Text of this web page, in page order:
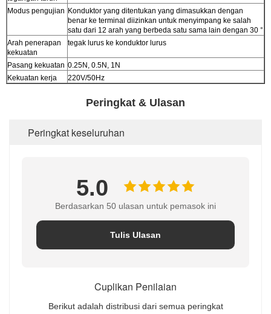
Modus pengujian Konduktor yang ditentukan yang dimasukkan dengan
benar ke terminal diizinkan untuk menyimpang ke salah
satu dari 12 arah yang berbeda satu sama lain dengan 30 °
Arah penerapan
kekuatan
tegak lurus ke konduktor lurus
Pasang kekuatan 0.25N, 0.5N, 1N
Kekuatan kerja
220V/50Hz
Peringkat & Ulasan
Peringkat keseluruhan
5.0
Berdasarkan 50 ulasan untuk pemasok ini
Tulis Ulasan
Cuplikan Penilaian
Berikut adalah distribusi dari semua peringkat